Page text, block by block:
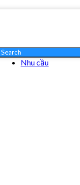
Search
Nhu cầu